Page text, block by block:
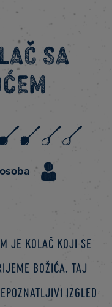
sa
je kolač koji se
Božića. Taj
izgled